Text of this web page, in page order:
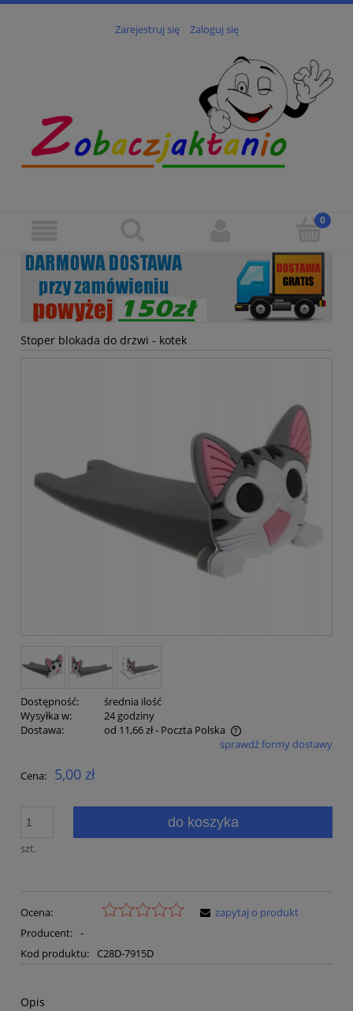
Zarejestruj się Zaloguj się
Stoper blokada do drzwi - kotek
Dostępność:
średnia ilość
Wysyłka w:
24 godziny
Dostawa:
od 11,66 zł- Poczta Polska
Cena nie zawiera ewentualnych kosztów płatnościsprawdź formy dostawy
Cena: 5,00 zł
szt.
do koszyka
Ocena:
Producent: -
Kod produktu:
C28D-7915D
zapytaj o produkt
Opis